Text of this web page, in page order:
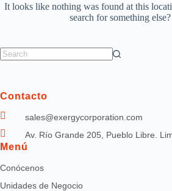
It looks like nothing was found at this
search for something else?
Contacto
sales@exergycorporation.com
Av. Río Grande 205, Pueblo Libre.
Menú
Conócenos
Unidades de Negocio